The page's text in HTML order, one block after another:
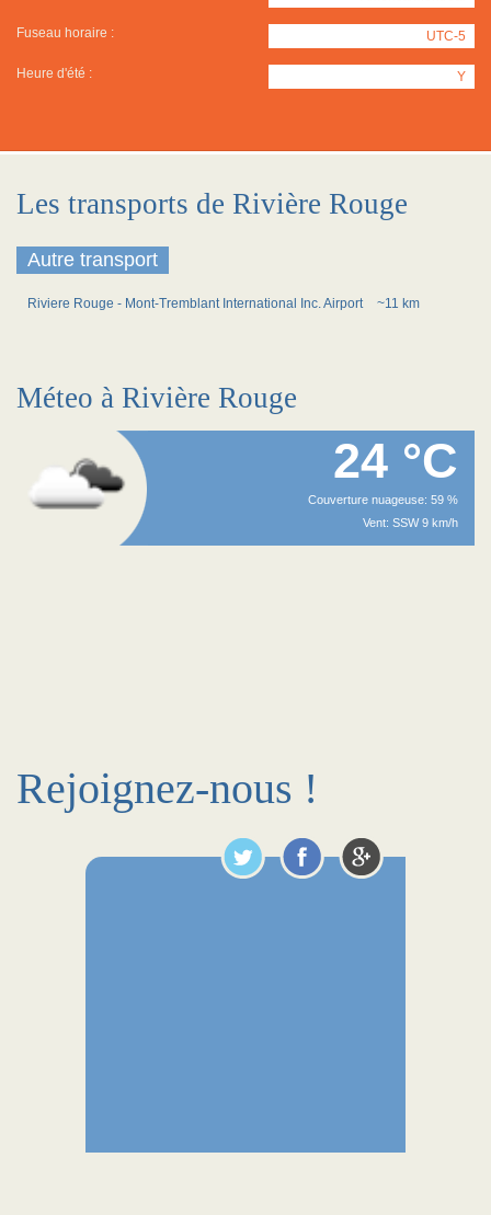
Fuseau horaire : UTC-5
Heure d'été : Y
Les transports de Rivière Rouge
Autre transport
Riviere Rouge - Mont-Tremblant International Inc. Airport ~11 km
Méteo à Rivière Rouge
24 °C
Couverture nuageuse: 59 %
Vent: SSW 9 km/h
Rejoignez-nous !